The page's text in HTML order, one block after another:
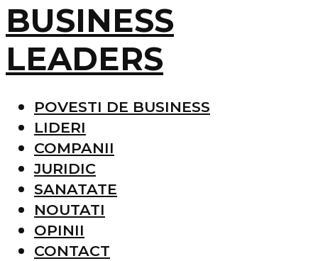
BUSINESS
LEADERS
POVESTI DE BUSINESS
LIDERI
COMPANII
JURIDIC
SANATATE
NOUTATI
OPINII
CONTACT